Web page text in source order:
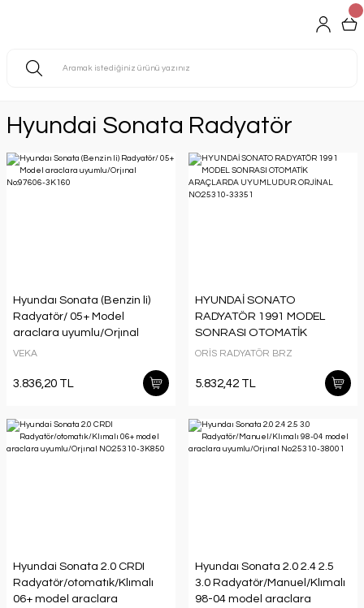
Hyundai Sonata Radyatör
Hyundaı Sonata (Benzin li)
Radyatör/ 05+ Model
araclara uyumlu/Orjınal
No:97606-3K160
VEKA
3.836,20 TL
HYUNDAİ SONATO
RADYATÖR 1991 MODEL
SONRASI OTOMATİK
ARAÇLARDA UYUMLUDUR.
ORİS RADYATÖR BRZ
5.832,42 TL
Hyundai Sonata 2.0 CRDI
Radyatör/otomatık/Klımalı
06+ model araclara
Hyundaı Sonata 2.0 2.4 2.5
3.0 Radyatör/Manuel/Klımalı
98-04 model araclara